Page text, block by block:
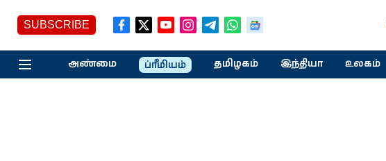
SUBSCRIBE
அண்மை ப்ரீமியம் தமிழகம் இந்தியா உலகம்